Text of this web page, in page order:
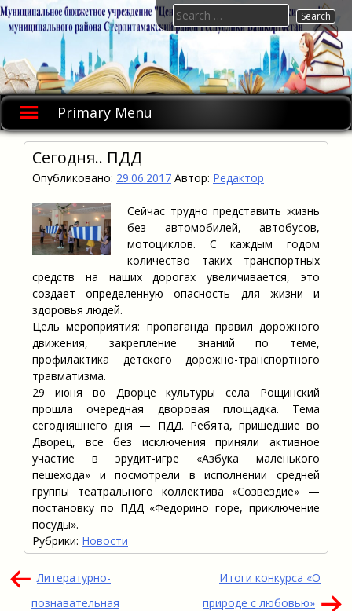
Skip
to
Primary Menu
Search
for:
Сегодня.. ПДД
Опубликовано: 29.06.2017 Автор: Редактор
Сейчас трудно представить жизнь
без автомобилей, автобусов,
мотоциклов. С каждым годом
количество таких транспортных
средств на наших дорогах увеличивается, это
создает определенную опасность для жизни и
здоровья людей.
Цель мероприятия: пропаганда правил дорожного
движения, закрепление знаний по теме,
профилактика детского дорожно-транспортного
травматизма.
29 июня во Дворце культуры села Рощинский
прошла очередная дворовая площадка. Тема
сегодняшнего дня — ПДД. Ребята, пришедшие во
Дворец, все без исключения приняли активное
участие в эрудит-игре «Азбука маленького
пешехода» и посмотрели в исполнении средней
группы театрального коллектива «Созвездие» —
постановку по ПДД «Федорино горе, приключение
посуды».
Рубрики: Новости
Навигация
по
Литературно-
познавательная
Итоги конкурса «О
природе с любовью»